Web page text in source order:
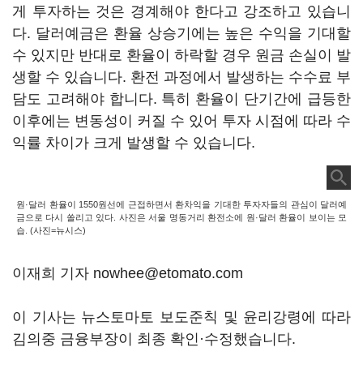
게 투자하는 것은 경계해야 한다고 강조하고 있습니
다. 달러예금은 환율 상승기에는 높은 수익을 기대할
수 있지만 반대로 환율이 하락할 경우 원금 손실이 발
생할 수 있습니다. 환전 과정에서 발생하는 수수료 부
담도 고려해야 합니다. 특히 환율이 단기간에 급등한
이후에는 변동성이 커질 수 있어 투자 시점에 따라 수
익률 차이가 크게 발생할 수 있습니다.
원·달러 환율이 1550원선에 근접하면서 환차익을 기대한 투자자들의 관심이 달러예
금으로 다시 쏠리고 있다. 사진은 서울 명동거리 환전소에 원·달러 환율이 보이는 모
습. (사진=뉴시스)
이재희 기자 nowhee@etomato.com
이 기사는 뉴스토마토 보도준칙 및 윤리강령에 따라
김의중 금융부장이 최종 확인·수정했습니다.